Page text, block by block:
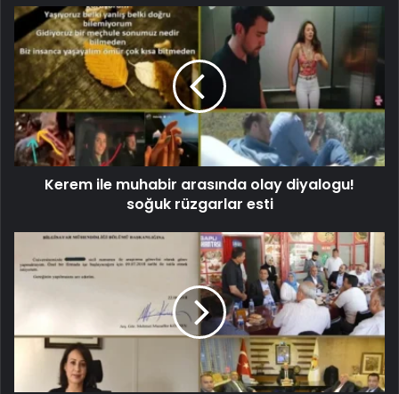
Kerem ile muhabir arasında olay diyalogu!
soğuk rüzgarlar esti